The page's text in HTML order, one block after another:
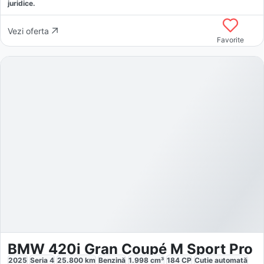
juridice.
Vezi oferta
Favorite
BMW 420i Gran Coupé M Sport Pro
2025 Seria 4 25.800 km Benzină 1.998 cm³ 184 CP Cutie automată